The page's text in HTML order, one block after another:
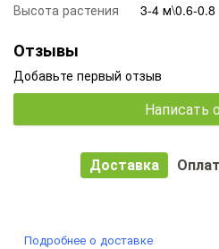
Высота растения 3-4 м\0.6-0.8
Отзывы
Добавьте первый отзыв
Написать
Доставка
Подробнее о доставке